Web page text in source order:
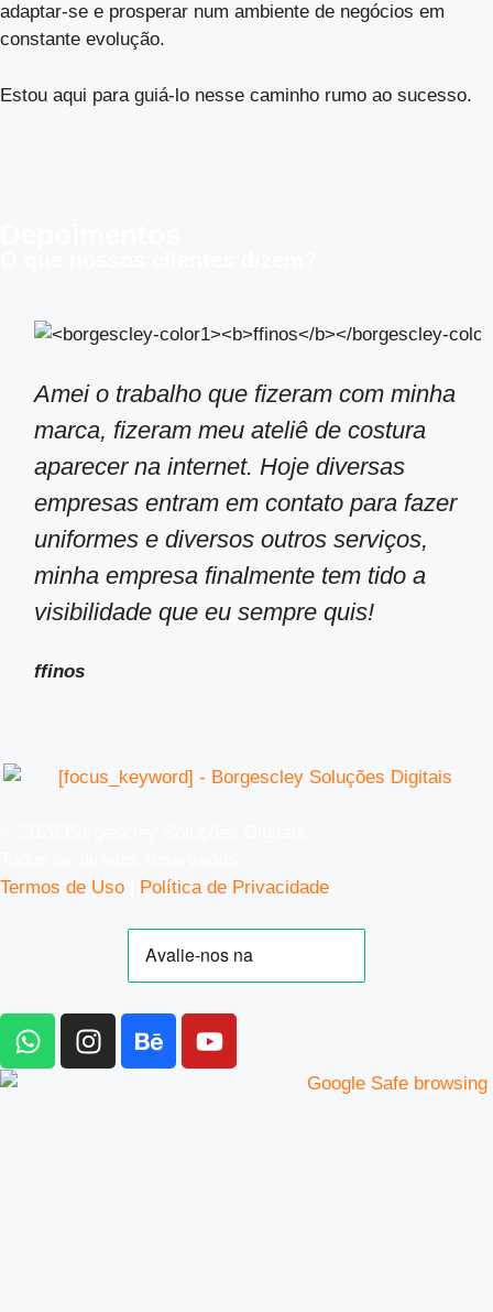
adaptar-se e prosperar num ambiente de negócios em
constante evolução.
Estou aqui para guiá-lo nesse caminho rumo ao sucesso.
Amei o trabalho que fizeram com minha
marca, fizeram meu ateliê de costura
aparecer na internet. Hoje diversas
empresas entram em contato para fazer
uniformes e diversos outros serviços,
minha empresa finalmente tem tido a
visibilidade que eu sempre quis!
ffinos
Termos de Uso
Política de Privacidade